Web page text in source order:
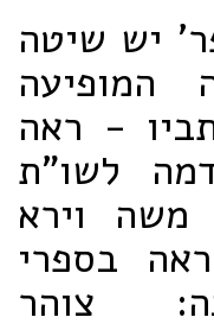
יש שיטה
המופיעה
- ראה
לשו"ת
משה וירא
בספרי
צוהר